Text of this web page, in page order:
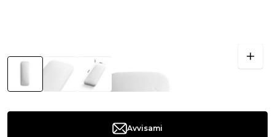
Avvisami